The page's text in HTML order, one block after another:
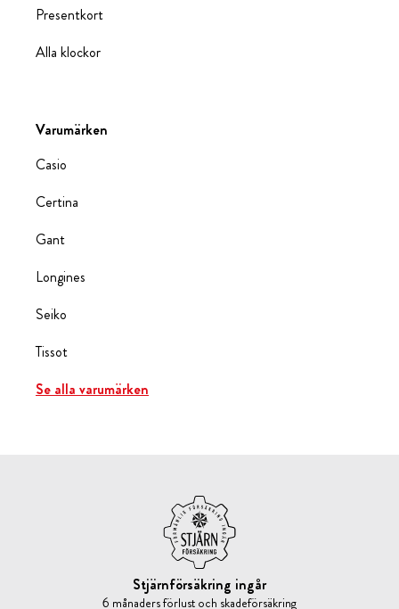
Presentkort
Alla klockor
Varumärken
Casio
Certina
Gant
Longines
Seiko
Tissot
Se alla varumärken
Stjärnförsäkring ingår
6 månaders förlust och skadeförsäkring